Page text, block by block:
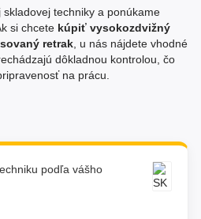
techniky a ponúkame
si chcete kúpiť vysokozdvižný
retrak, u nás nájdete vhodné
dôkladnou kontrolou, čo
na prácu.
podľa vášho